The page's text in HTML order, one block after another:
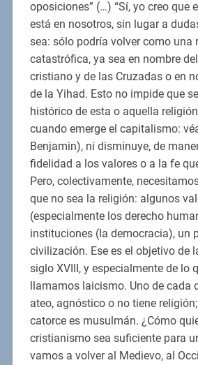
oposiciones” (…) “Sí, yo creo que
está en nosotros, sin lugar a
sea: sólo podría volver como una
catastrófica, ya sea en nombre
cristiano y de las Cruzadas o en
de la Yihad. Esto no impide que
histórico de esta o aquella
cuando emerge el capitalismo:
Benjamin), ni disminuye, de
fidelidad a los valores o a la fe
Pero, colectivamente,
que no sea la religión: algunos
(especialmente los derecho
instituciones (la democracia), un
civilización. Ese es el objetivo de
siglo XVIII, y especialmente de lo
llamamos laicismo. Uno de cada
ateo, agnóstico o no tiene
catorce es musulmán. ¿Cómo
cristianismo sea suficiente para
vamos a volver al Medievo, al